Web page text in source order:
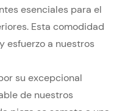
esenciales para el
Esta comodidad
esfuerzo a nuestros
su excepcional
de nuestros